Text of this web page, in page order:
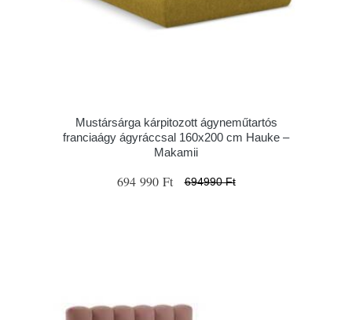
Mustársárga kárpitozott ágyneműtartós
franciaágy ágyráccsal 160x200 cm Hauke –
Makamii
694 990 Ft 694990 Ft